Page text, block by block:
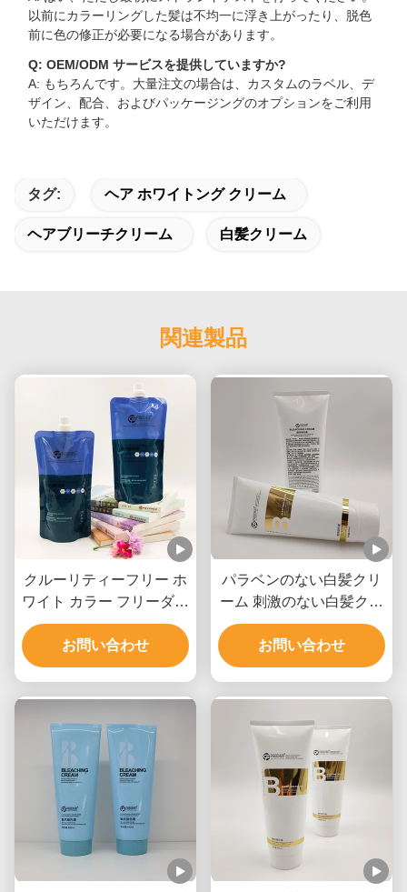
以前にカラーリングした髪は不均一に浮き上がったり、脱色
前に色の修正が必要になる場合があります。
Q: OEM/ODM サービスを提供していますか?
A: もちろんです。大量注文の場合は、カスタムのラベル、デ
ザイン、配合、およびパッケージングのオプションをご利用
いただけます。
タグ: ヘア ホワイトング クリーム
ヘアブリーチクリーム 白髪クリーム
関連製品
クルーリティーフリー ホ
ワイト カラー フリーダム
クリーム ブリーチ プライ
ベート ラベル すべての髪
のタイプ
お問い合わせ
パラベンのない白髪クリ
ーム 刺激のない白髪クリ
ーム
お問い合わせ